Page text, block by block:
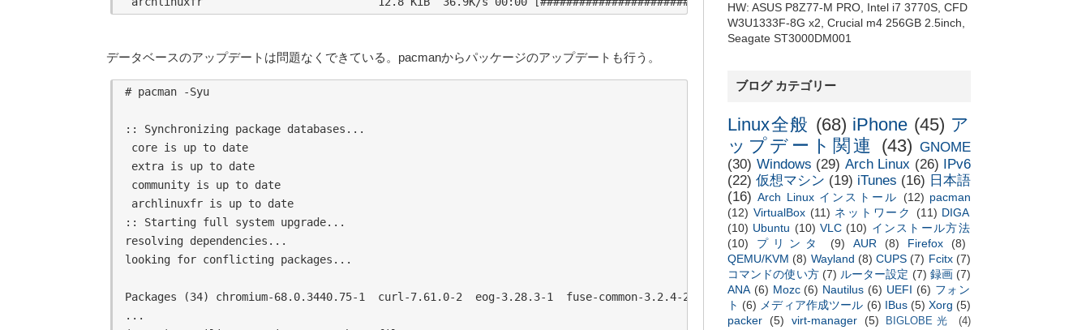
データベースのアップデートは問題なくできている。pacmanからパッケージのアップデートも行う。
# pacman -Syu
:: Synchronizing package databases...
core is up to date
extra is up to date
community is up to date
archlinuxfr is up to date
:: Starting full system upgrade...
resolving dependencies...
looking for conflicting packages...
Packages (34) chromium-68.0.3440.75-1  curl-7.61.0-2  eog-3.28.3-1  fuse-common-3.2.4-2  grilo-0.3.6-1
...
HW: ASUS P8Z77-M PRO, Intel i7 3770S, CFD
W3U1333F-8G x2, Crucial m4 256GB 2.5inch,
Seagate ST3000DM001
ブログ カテゴリー
Linux全般 (68) iPhone (45) ア
ップデート関連
(43) GNOME
(30) Windows (29) Arch Linux (26)
IPv6
(22) 仮想マシン (19) iTunes (16) 日本語
(16) Arch Linux インストール (12) pacman
(12) VirtualBox (11) ネットワーク (11) DIGA
(10) Ubuntu (10) VLC (10) インストール方法
(10)
プリンタ (9) AUR (8) Firefox
(8)
QEMU/KVM (8) Wayland (8) CUPS (7) Fcitx (7)
コマンドの使い方 (7) ルーター設定 (7) 録画 (7)
ANA (6) Mozc (6) Nautilus (6) UEFI (6) フォン
ト (6) メディア作成ツール (6) IBus (5) Xorg (5)
packer
(5) virt-manager (5) BIGLOBE光 (4)